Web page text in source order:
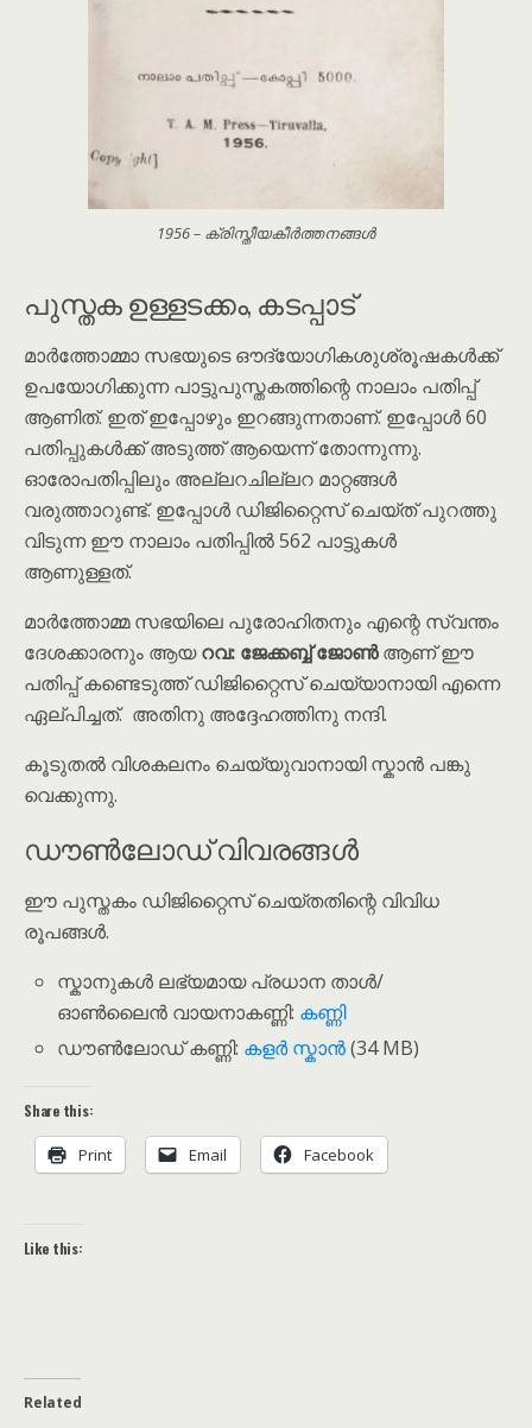
1956 – ക്രിസ്തീയകീർത്തനങ്ങൾ
പുസ്തക ഉള്ളടക്കം, കടപ്പാട്
മാർത്തോമ്മാ സഭയുടെ ഔദ്യോഗികശുശ്രൂഷകൾക്ക്
ഉപയോഗിക്കുന്ന പാട്ടുപുസ്തകത്തിന്റെ നാലാം പതിപ്പ്
ആണിത്. ഇത് ഇപ്പോഴും ഇറങ്ങുന്നതാണ്. ഇപ്പോൾ 60
പതിപ്പുകൾക്ക് അടുത്ത് ആയെന്ന് തോന്നുന്നു.
ഓരോപതിപ്പിലും അല്ലറചില്ലറ മാറ്റങ്ങൾ
വരുത്താറുണ്ട്. ഇപ്പോൾ ഡിജിറ്റൈസ് ചെയ്ത് പുറത്തു
വിടുന്ന ഈ നാലാം പതിപ്പിൽ 562 പാട്ടുകൾ
ആണുള്ളത്.
മാർത്തോമ്മ സഭയിലെ പുരോഹിതനും എന്റെ സ്വന്തം
ദേശക്കാരനും ആയറവ: ജേക്കബ്ബ് ജോൺആണ് ഈ
പതിപ്പ് കണ്ടെടുത്ത് ഡിജിറ്റൈസ് ചെയ്യാനായി എന്നെ
ഏല്പിച്ചത്. അതിനു അദ്ദേഹത്തിനു നന്ദി.
കൂടുതൽ വിശകലനം ചെയ്യുവാനായി സ്കാൻ പങ്കു
വെക്കുന്നു.
ഡൗൺലോഡ് വിവരങ്ങൾ
ഈ പുസ്തകം ഡിജിറ്റൈസ് ചെയ്തതിന്റെ വിവിധ
രൂപങ്ങൾ.
സ്കാനുകൾ ലഭ്യമായ പ്രധാന താൾ/
ഓൺലൈൻ വായനാകണ്ണി: കണ്ണി
ഡൗൺലോഡ് കണ്ണി: കളർ സ്കാൻ(34 MB)
Share this:
Print Email Facebook
Like this:
Related